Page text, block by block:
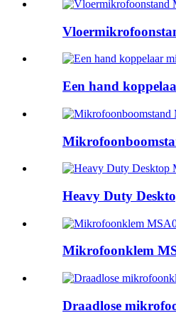
Een hand
Heavy Duty
Mikrofoonklem
Draadlose